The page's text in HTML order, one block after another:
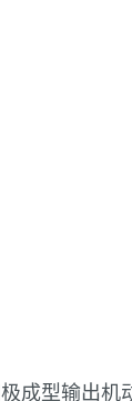
型输出机